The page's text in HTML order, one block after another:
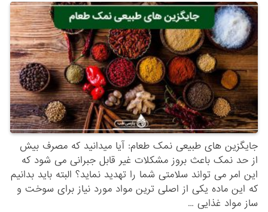
جایگزین های طبیعی نمک طعام: آیا میدانید که مصرف بیش
از حد نمک باعث بروز مشکلات غیر قابل جبرانی می شود که
این امر می تواند سلامتی شما را تهدید نماید؟ البته باید بدانیم
که این ماده یکی از اصلی ترین مواد مورد نیاز برای سوخت و
ساز مواد غذایی …